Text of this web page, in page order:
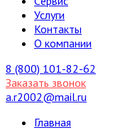
Услуги
Контакты
О компании
8 (800) 101-82-62
Заказать звонок
a.r2002@mail.ru
Главная